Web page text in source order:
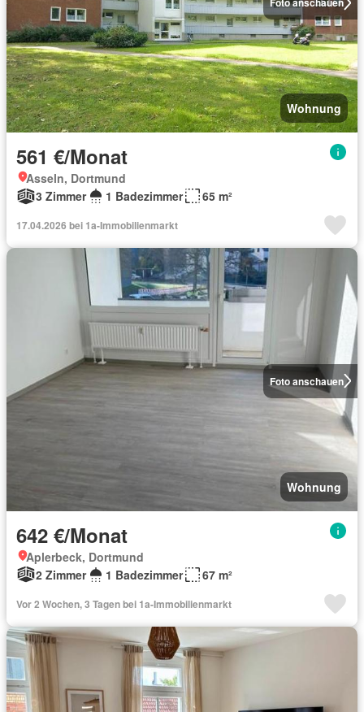
Wohnung
561 €/Monat
Asseln, Dortmund
3 Zimmer
1 Badezimmer 65 m²
17.04.2026 bei 1a-Immobilienmarkt
Foto anschauen
Wohnung
642 €/Monat
Aplerbeck, Dortmund
2 Zimmer
1 Badezimmer 67 m²
Vor 2 Wochen, 3 Tagen bei 1a-Immobilienmarkt